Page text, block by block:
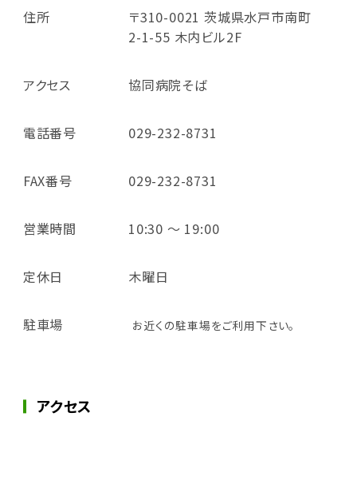
住所
〒310-0021 茨城県水戸市南町
2-1-55 木内ビル2F
アクセス 協同病院そば
電話番号 029-232-8731
FAX番号 029-232-8731
営業時間 10:30 ～ 19:00
定休日 木曜日
駐車場 お近くの駐車場をご利用下さい。
アクセス